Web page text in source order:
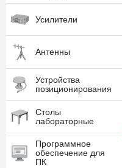
Усилители
Антенны
Устройства
позиционирования
Столы
лабораторные
Программное
обеспечение для
ПК